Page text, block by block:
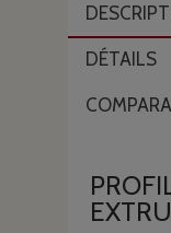
DÉTAILS